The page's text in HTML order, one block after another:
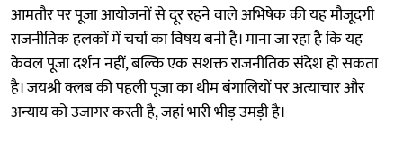
आमतौर पर पूजा आयोजनों से दूर रहने वाले अभिषेक की यह मौजूदगी
राजनीतिक हलकों में चर्चा का विषय बनी है। माना जा रहा है कि यह
केवल पूजा दर्शन नहीं, बल्कि एक सशक्त राजनीतिक संदेश हो सकता
है। जयश्री क्लब की पहली पूजा का थीम बंगालियों पर अत्याचार और
अन्याय को उजागर करती है, जहां भारी भीड़ उमड़ी है।